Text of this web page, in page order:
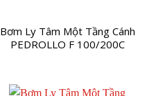
Bơm Ly Tâm Một Tầng Cánh
PEDROLLO F 100/200C